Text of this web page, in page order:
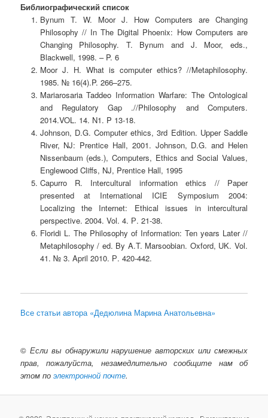
Библиографический список
Bynum T. W. Moor J. How Computers are Changing
Philosophy // In The Digital Phoenix: How Computers are
Changing Philosophy. T. Bynum and J. Moor, eds.,
Blackwell, 1998. – P. 6
Moor J. H. What is computer ethics? //Metaphilosophy.
1985. № 16(4).P. 266–275.
Mariarosaria Taddeo Information Warfare: The Ontological
and Regulatory Gap .//Philosophy and Computers.
2014.VOL. 14. N1. P 13-18.
Johnson, D.G. Computer ethics, 3rd Edition. Upper Saddle
River, NJ: Prentice Hall, 2001. Johnson, D.G. and Helen
Nissenbaum (eds.), Computers, Ethics and Social Values,
Englewood Cliffs, NJ, Prentice Hall, 1995
Capurro R. Intercultural information ethics // Paper
presented at International ICIE Symposium 2004:
Localizing the Internet: Ethical issues in intercultural
perspective. 2004. Vol. 4. Р. 21-38.
Floridi L. The Philosophy of Information: Ten years Later //
Metaphilosophy / ed. By A.T. Marsoobian. Oxford, UK. Vol.
41. № 3. April 2010. Р. 420-442.
Все статьи автора «Дедюлина Марина Анатольевна»
© Если вы обнаружили нарушение авторских или смежных
прав, пожалуйста, незамедлительно сообщите нам об
этом поэлектронной почте.